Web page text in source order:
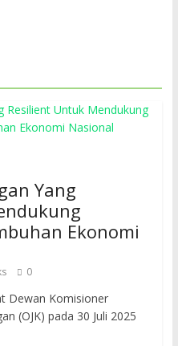
Yang
Ekonomi
0
Dewan Komisioner
(OJK) pada 30 Juli 2025